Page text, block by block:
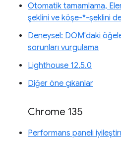
Otomatik tamamlama,
şeklini ve köşe-*-şeklini
Deneysel: DOM'daki
sorunları vurgulama
Lighthouse 12.5.0
Diğer öne çıkanlar
Chrome 135
Performans paneli